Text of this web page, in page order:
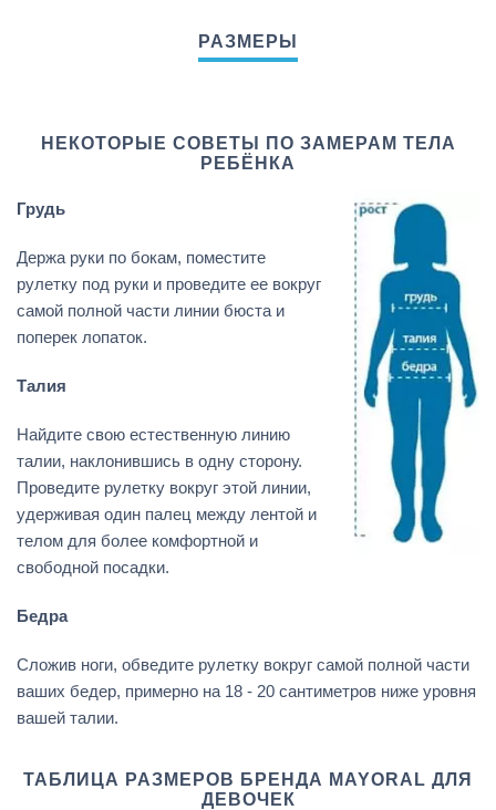
НЕКОТОРЫЕ СОВЕТЫ ПО ЗАМЕРАМ ТЕЛА
РЕБЁНКА
Грудь
Держа руки по бокам, поместите
рулетку под руки и проведите ее вокруг
самой полной части линии бюста и
поперек лопаток.
Талия
Найдите свою естественную линию
талии, наклонившись в одну сторону.
Проведите рулетку вокруг этой линии,
удерживая один палец между лентой и
телом для более комфортной и
свободной посадки.
Бедра
Сложив ноги, обведите рулетку вокруг самой полной части
ваших бедер, примерно на 18 - 20 сантиметров ниже уровня
вашей талии.
ТАБЛИЦА РАЗМЕРОВ БРЕНДА MAYORAL ДЛЯ
ДЕВОЧЕК